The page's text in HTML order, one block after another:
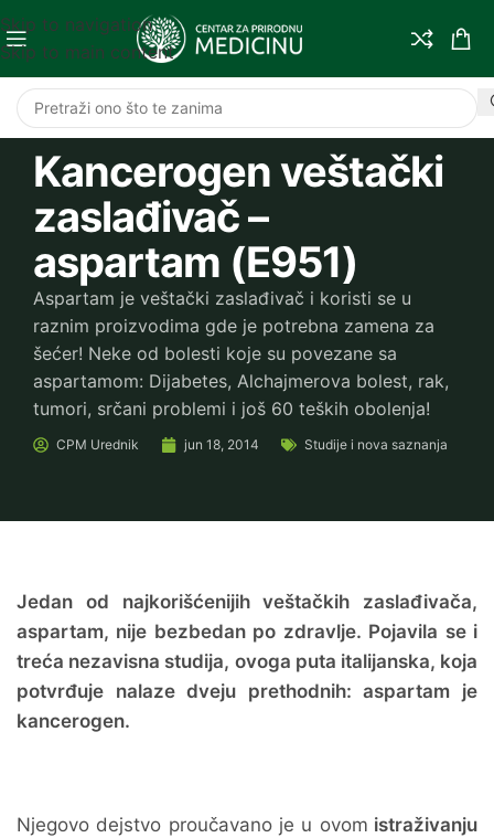
Skip to navigation
Skip to main content
Kancerogen veštački
zaslađivač –
aspartam (E951)
Aspartam je veštački zaslađivač i koristi se u
raznim proizvodima gde je potrebna zamena za
šećer! Neke od bolesti koje su povezane sa
aspartamom: Dijabetes, Alchajmerova bolest, rak,
tumori, srčani problemi i još 60 teških obolenja!
CPM Urednik jun 18, 2014 Studije i nova saznanja
Jedan od najkorišćenijih veštačkih zaslađivača,
aspartam, nije bezbedan po zdravlje. Pojavila se i
treća nezavisna studija, ovoga puta italijanska, koja
potvrđuje nalaze dveju prethodnih: aspartam je
kancerogen.
Njegovo dejstvo proučavano je u ovom istraživanju